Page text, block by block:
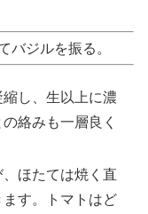
バジルを振る。
し、生以上に濃
絡みも一層良く
ほたては焼く直
す。トマトはど